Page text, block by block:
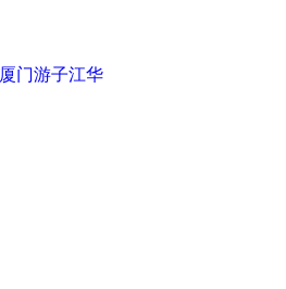
厦门游子江华